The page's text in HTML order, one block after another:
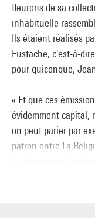
fleurons de sa
inhabituelle
Ils étaient réalisés
Eustache, c'est-à-
pour quiconque,
« Et que ces
évidemment capital,
on peut parier par
patron entre La
incidences sur la